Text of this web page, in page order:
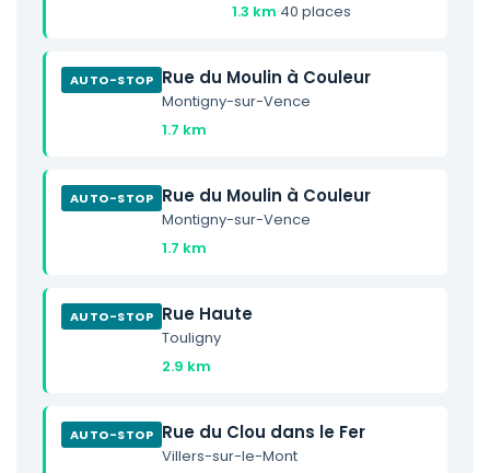
1.3 km·40 places
AUTO-STOP Rue du Moulin à Couleur
Montigny-sur-Vence
1.7 km
AUTO-STOP Rue du Moulin à Couleur
Montigny-sur-Vence
1.7 km
AUTO-STOP Rue Haute
Touligny
2.9 km
AUTO-STOP Rue du Clou dans le Fer
Villers-sur-le-Mont